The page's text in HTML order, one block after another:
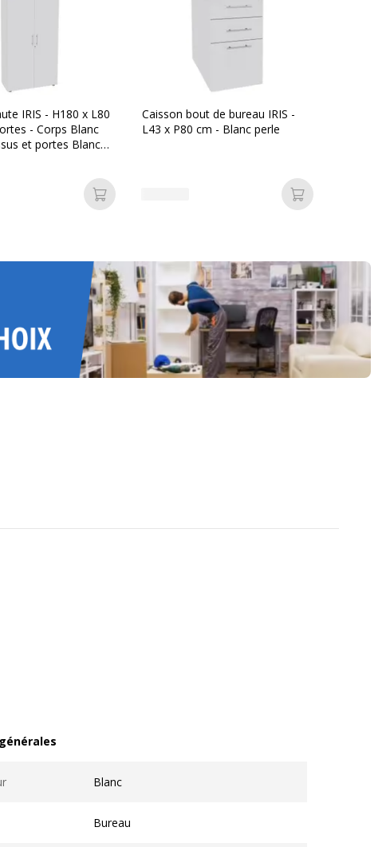
IRIS - H180 x L80
- Corps Blanc
et portes Blanc
Ajouter au panier
Caisson bout de bureau IRIS -
L43 x P80 cm - Blanc perle
Ajouter au
Blanc
Bureau